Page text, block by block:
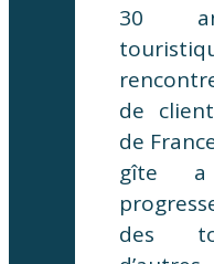
30
de
de
gîte
des